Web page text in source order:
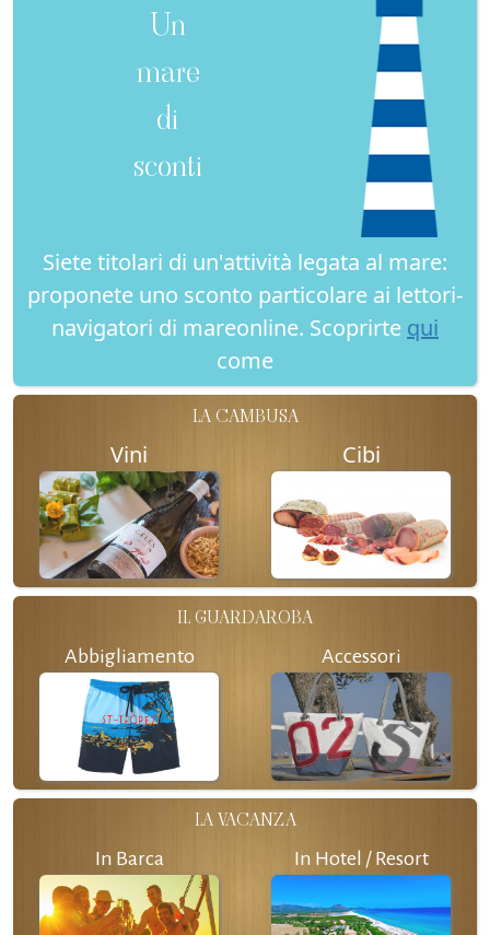
Un
mare
di
sconti
Siete titolari di un'attività legata al mare:
proponete uno sconto particolare ai lettori-
navigatori di mareonline. Scoprirte qui
come
LA CAMBUSA
Vini Cibi
IL GUARDAROBA
Abbigliamento Accessori
LA VACANZA
In Barca In Hotel / Resort